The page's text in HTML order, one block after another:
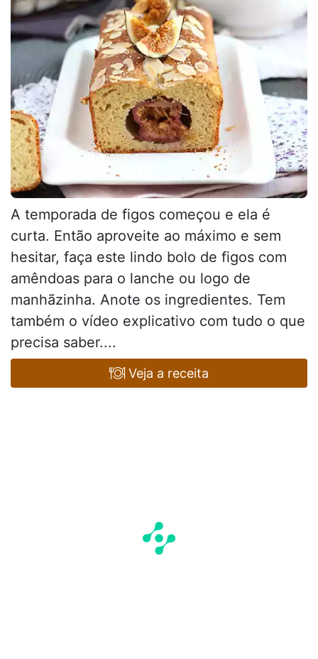
A temporada de figos começou e ela é
curta. Então aproveite ao máximo e sem
hesitar, faça este lindo bolo de figos com
amêndoas para o lanche ou logo de
manhãzinha. Anote os ingredientes. Tem
também o vídeo explicativo com tudo o que
precisa saber....
Veja a receita